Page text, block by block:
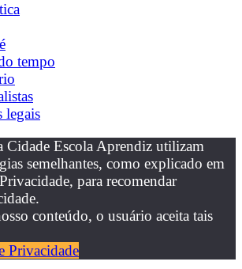
tempo
legais
Cidade Escola Aprendiz utilizam
semelhantes, como explicado em
para recomendar
conteúdo, o usuário aceita tais
Privacidade